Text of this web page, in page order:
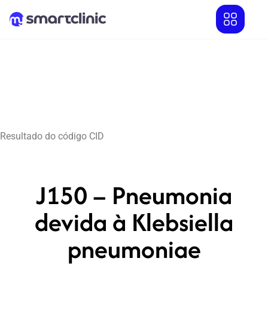
Resultado do código CID
J150 – Pneumonia
devida à Klebsiella
pneumoniae